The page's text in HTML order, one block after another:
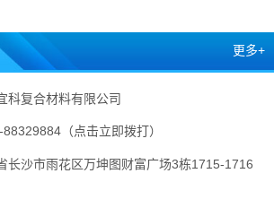
更多+
科复合材料有限公司
（点击立即拨打）
长沙市雨花区万坤图财富广场3栋1715-1716